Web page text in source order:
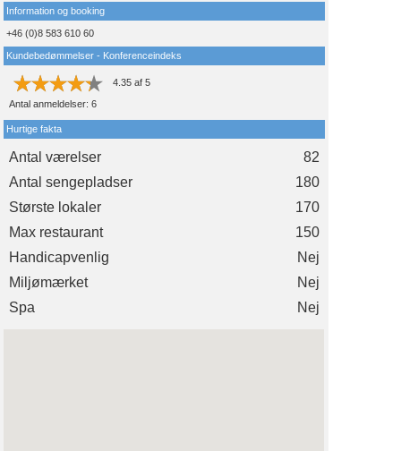
Information og booking
+46 (0)8 583 610 60
Kundebedømmelser - Konferenceindeks
4.35 af 5
Antal anmeldelser: 6
Hurtige fakta
Antal værelser
82
Antal sengepladser
180
Største lokaler
170
Max restaurant
150
Handicapvenlig
Nej
Miljømærket
Nej
Spa
Nej